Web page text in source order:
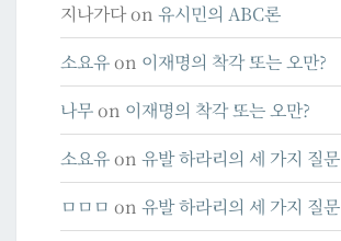
지나가다on 유시민의 ABC론
소요유on 이재명의 착각 또는 오만?
나무on 이재명의 착각 또는 오만?
소요유on 유발 하라리의 세 가지 질문
ㅁㅁㅁ on 유발 하라리의 세 가지 질문